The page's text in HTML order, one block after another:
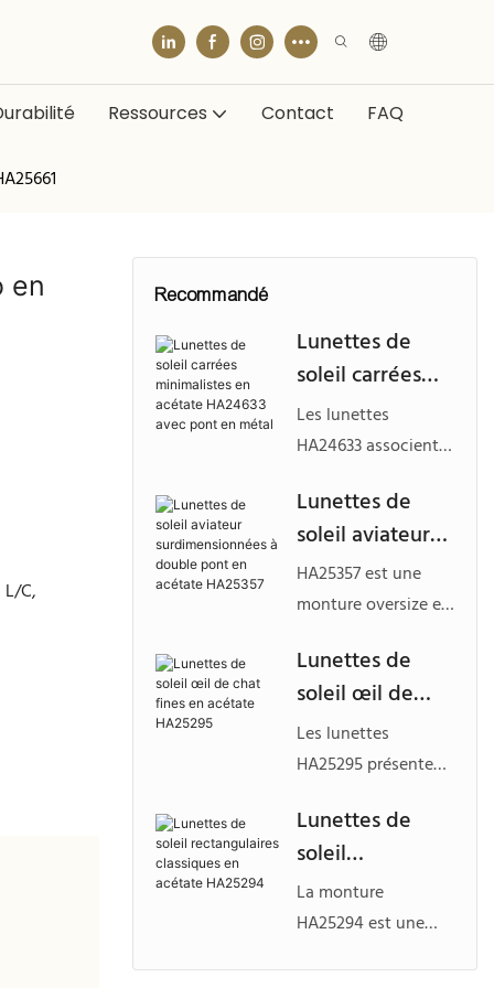
Ressources Contact FAQ
en
C,
Recommandé
Lunettes de
soleil carrées
minimalistes en
acétate
pont en métal
Les lunettes
HA24633 associent
épurée en acétate à
un pont en métal
raffiné et à des
branches fines, pour
léger et haut de
gamme. Elles sont
conçues pour les
marques
lunettes de soleil en
acétate
personnalisées et
modernes, à
minimaliste.
Lunettes de
soleil aviateur
surdimensionné
es à double
HA25357
HA25357 est une
monture oversize en
aviateur,
caractérisée par un
double pont
audacieux et des
affirmées. Conçue
pour les marques en
quête de lunettes de
soleil en acétate
modernes, qui
Lunettes de
soleil œil de
chat fines en
acétate
Les lunettes
HA25295 présentent
de-chat affirmée et
une monture fine et
sculptée en acétate,
pour un look
Lunettes de
soleil
rectangulaires
classiques en
La monture
HA25294 est une